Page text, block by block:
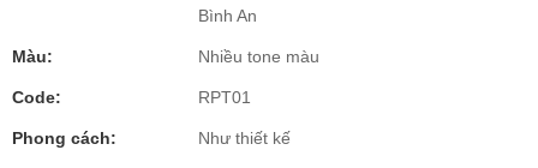
Bình An
Màu: Nhiều tone màu
Code: RPT01
Phong cách: Như thiết kế